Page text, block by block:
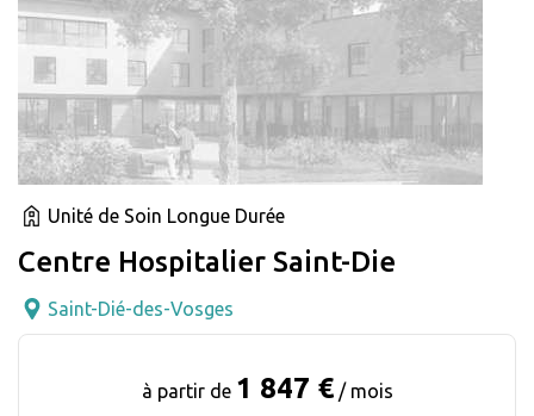
Unité de Soin Longue Durée
Centre Hospitalier Saint-Die
Saint-Dié-des-Vosges
à partir de 1 847 € / mois